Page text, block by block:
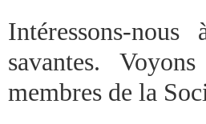
Intéressons-
savantes.
membres de la